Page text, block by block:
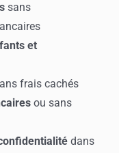
sans
et
frais cachés
ou sans
dans